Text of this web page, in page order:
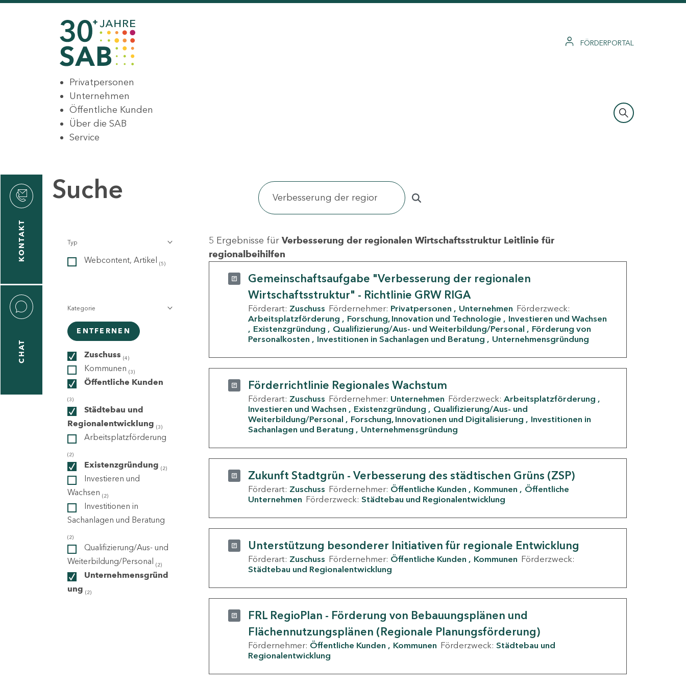
FÖRDERPORTAL
Privatpersonen
Unternehmen
Öffentliche Kunden
Über die SAB
Service
KONTAKT
CHAT
Suche
Typ
Webcontent, Artikel (5)
Kategorie
ENTFERNEN
Zuschuss (4)
Kommunen (3)
Öffentliche Kunden
(3)
Städtebau und
Regionalentwicklung (3)
Arbeitsplatzförderung
(2)
Existenzgründung (2)
Investieren und
Wachsen (2)
Investitionen in
Sachanlagen und Beratung
(2)
Qualifizierung/Aus- und
Weiterbildung/Personal (2)
Unternehmensgründ
ung (2)
5 Ergebnisse für Verbesserung der regionalen Wirtschaftsstruktur Leitlinie für
regionalbeihilfen
Gemeinschaftsaufgabe "Verbesserung der regionalen
Wirtschaftsstruktur" - Richtlinie GRW RIGA
Förderart: Zuschuss Fördernehmer: Privatpersonen Unternehmen Förderzweck:
Arbeitsplatzförderung
Forschung, Innovation und Technologie
Investieren und Wachsen
Existenzgründung
Qualifizierung/Aus- und Weiterbildung/Personal
Förderung von
Personalkosten
Investitionen in Sachanlagen und Beratung Unternehmensgründung
Förderrichtlinie Regionales Wachstum
Förderart: Zuschuss Fördernehmer: Unternehmen Förderzweck: Arbeitsplatzförderung
Investieren und Wachsen
Existenzgründung
Qualifizierung/Aus- und
Weiterbildung/Personal
Forschung, Innovationen und Digitalisierung
Investitionen in
Sachanlagen und Beratung
Unternehmensgründung
Zukunft Stadtgrün - Verbesserung des städtischen Grüns (ZSP)
Förderart: Zuschuss Fördernehmer: Öffentliche Kunden Kommunen
Öffentliche
Unternehmen Förderzweck: Städtebau und Regionalentwicklung
Unterstützung besonderer Initiativen für regionale Entwicklung
Förderart: Zuschuss Fördernehmer: Öffentliche Kunden Kommunen Förderzweck:
Städtebau und Regionalentwicklung
FRL RegioPlan - Förderung von Bebauungsplänen und
Flächennutzungsplänen (Regionale Planungsförderung)
Fördernehmer: Öffentliche Kunden Kommunen Förderzweck: Städtebau und
Regionalentwicklung